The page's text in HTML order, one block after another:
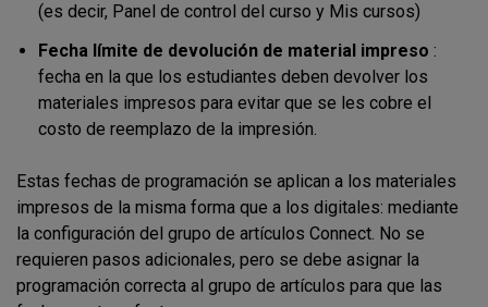
(es decir, Panel de control del curso y Mis cursos)
Fecha límite de devolución de material impreso :
fecha en la que los estudiantes deben devolver los
materiales impresos para evitar que se les cobre el
costo de reemplazo de la impresión.
Estas fechas de programación se aplican a los materiales
impresos de la misma forma que a los digitales: mediante
la configuración del grupo de artículos Connect. No se
requieren pasos adicionales, pero se debe asignar la
programación correcta al grupo de artículos para que las